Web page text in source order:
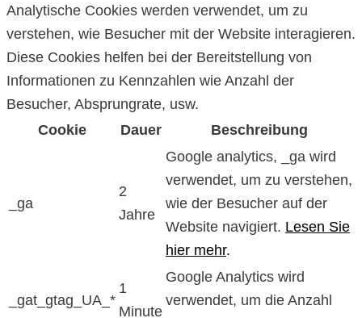
Analytische Cookies werden verwendet, um zu
verstehen, wie Besucher mit der Website interagieren.
Diese Cookies helfen bei der Bereitstellung von
Informationen zu Kennzahlen wie Anzahl der
Besucher, Absprungrate, usw.
Cookie
Dauer Beschreibung
_ga
2
Jahre
Google analytics, _ga wird
verwendet, um zu verstehen,
wie der Besucher auf der
Website navigiert. Lesen Sie
hier mehr.
_gat_gtag_UA_*
1
Minute
Google Analytics wird
verwendet, um die Anzahl